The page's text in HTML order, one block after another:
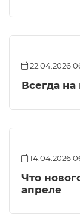
22.04.2026
Всегда на
14.04.2026
Что
апреле